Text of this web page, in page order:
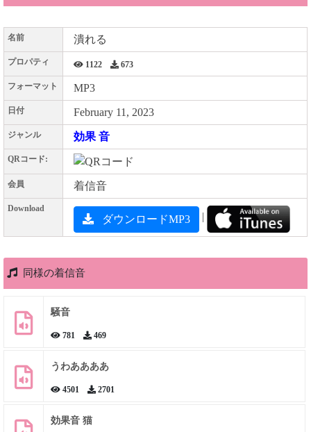
名前 潰れる
プロパティ 1122 673
フォーマット MP3
日付 February 11, 2023
ジャンル 効果 音
QRコード:
会員 着信音
Download
ダウンロードMP3 |
同様の着信音
騒音
781 469
うわああああ
4501 2701
効果音 猫